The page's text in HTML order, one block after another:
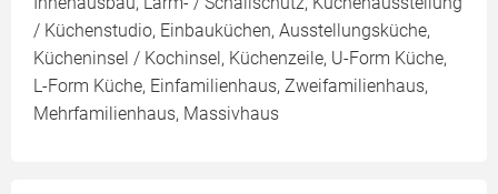
/ Küchenstudio, Einbauküchen, Ausstellungsküche,
Kücheninsel / Kochinsel, Küchenzeile, U-Form Küche,
L-Form Küche, Einfamilienhaus, Zweifamilienhaus,
Mehrfamilienhaus, Massivhaus